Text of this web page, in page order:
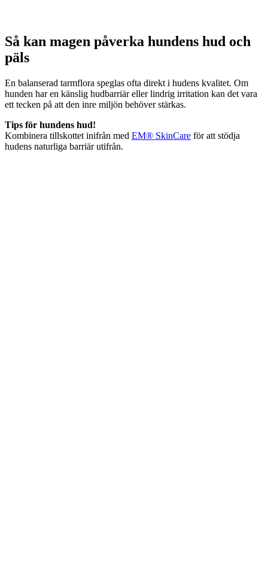
Så kan magen påverka hundens hud och
päls
En balanserad tarmflora speglas ofta direkt i hudens kvalitet. Om
hunden har en känslig hudbarriär eller lindrig irritation kan det vara
ett tecken på att den inre miljön behöver stärkas.
Tips för hundens hud!
Kombinera tillskottet inifrån med EM® SkinCare för att stödja
hudens naturliga barriär utifrån.